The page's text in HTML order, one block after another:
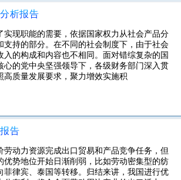
析报告
现职能的需要，依据国家权力从社会产品分
持的部分。在不同的社会制度下，由于社会
的构成和内容也不相同。面对错综复杂的国
的党中央坚强领导下，各级财务部门深入贯
质量发展要求，聚力增效实施积
告
动力资源完成出口贸易和产品竞争任务，但
势地位开始日渐削弱，比如劳动密集型的纺
律宾、泰国等转移。归结来讲，我国进行优